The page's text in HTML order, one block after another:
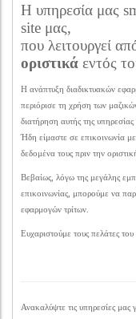
Η υπηρεσία μας
site μας,
που λειτουργεί
οριστικά εντός
Η ανάπτυξη διαδικτυακών
περιόρισε τη χρήση των
διατήρηση αυτής της υπηρεσίας
Ήδη είμαστε σε επικοινωνία
δεδομένα τους πριν την
Βεβαίως, λόγω της μεγάλης
επικοινωνίας, μπορούμε να
εφαρμογών τρίτων.
Ευχαριστούμε τους πελάτες
Ανακαλύψτε τις υπηρεσίες μας